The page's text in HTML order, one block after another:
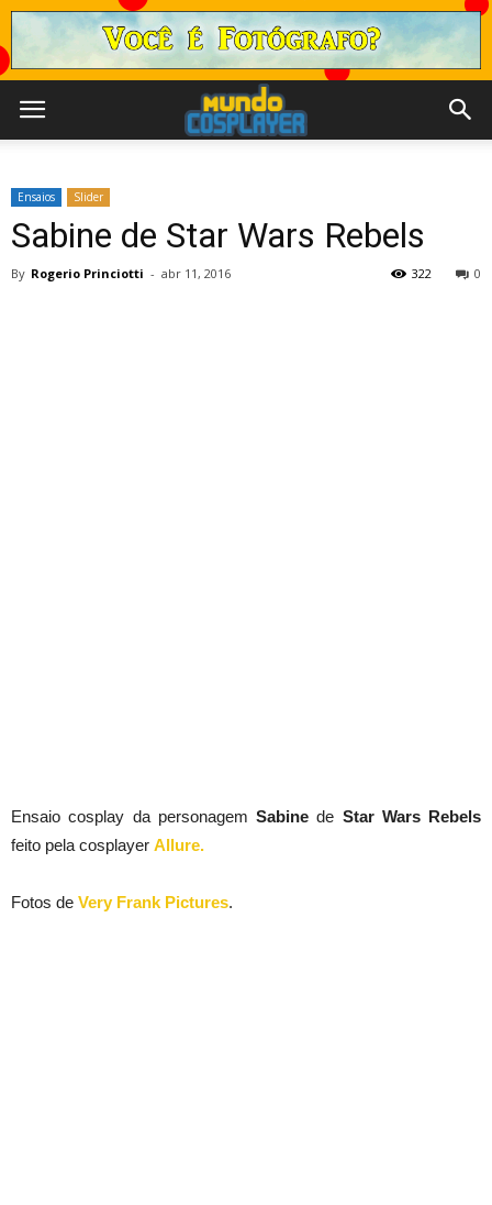
Ensaios Slider
Sabine de Star Wars Rebels
By Rogerio Princiotti - abr 11, 2016 0
322
Ensaio cosplay da personagem Sabine de Star Wars Rebels
feito pela cosplayer Allure.
Fotos de Very Frank Pictures.